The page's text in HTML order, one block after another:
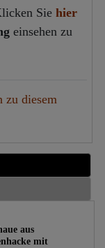
Sie hier
einsehen zu
zu diesem
aus
mit